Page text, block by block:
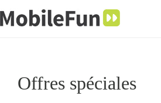
Offres spéciales